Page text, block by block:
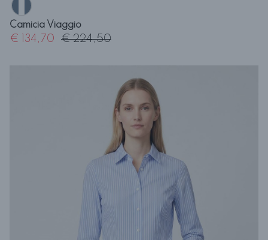
Camicia Viaggio
€ 134,70 € 224,50